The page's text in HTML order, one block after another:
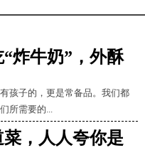
炸牛奶”，外酥
孩子的，更是常备品。我们都
所需要的...
，人人夸你是